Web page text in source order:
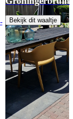
Bekijk dit waaltje